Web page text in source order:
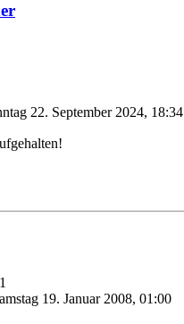
22. September 2024, 18:34
19. Januar 2008, 01:00